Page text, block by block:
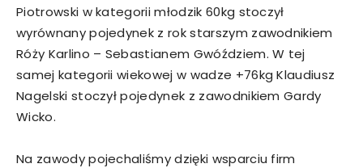
Piotrowski w kategorii młodzik 60kg stoczył
wyrównany pojedynek z rok starszym zawodnikiem
Róży Karlino – Sebastianem Gwóździem. W tej
samej kategorii wiekowej w wadze +76kg Klaudiusz
Nagelski stoczył pojedynek z zawodnikiem Gardy
Wicko.
Na zawody pojechaliśmy dzięki wsparciu firm